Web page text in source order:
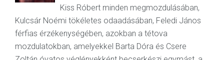
Kiss Róbert minden megmozdulásában,
Kulcsár Noémi tökéletes odaadásában, Feledi János
férfias érzékenységében, azokban a tétova
mozdulatokban, amelyekkel Barta Dóra és Csere